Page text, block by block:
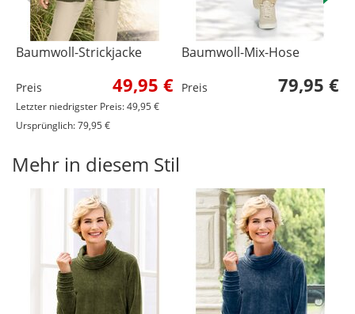
Baumwoll-Strickjacke
Preis 49,95 €
Letzter niedrigster Preis: 49,95 €
Ursprünglich: 79,95 €
Baumwoll-Mix-Hose
Preis 79,95 €
Mehr in diesem Stil